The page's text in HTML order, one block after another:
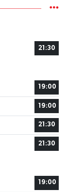
21:30
19:00
19:00
21:30
21:30
19:00